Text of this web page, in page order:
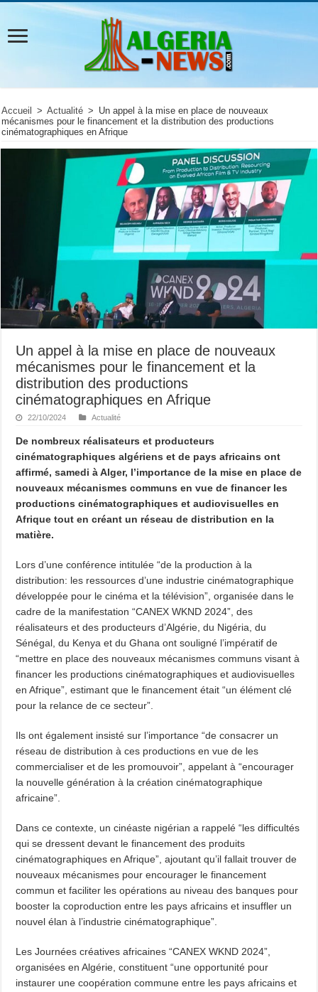
Accueil > Actualité > Un appel à la mise en place de nouveaux
mécanismes pour le financement et la distribution des productions
cinématographiques en Afrique
Un appel à la mise en place de nouveaux
mécanismes pour le financement et la
distribution des productions
cinématographiques en Afrique
22/10/2024 Actualité
De nombreux réalisateurs et producteurs
cinématographiques algériens et de pays africains ont
affirmé, samedi à Alger, l’importance de la mise en place de
nouveaux mécanismes communs en vue de financer les
productions cinématographiques et audiovisuelles en
Afrique tout en créant un réseau de distribution en la
matière.
Lors d’une conférence intitulée “de la production à la
distribution: les ressources d’une industrie cinématographique
développée pour le cinéma et la télévision”, organisée dans le
cadre de la manifestation “CANEX WKND 2024”, des
réalisateurs et des producteurs d’Algérie, du Nigéria, du
Sénégal, du Kenya et du Ghana ont souligné l’impératif de
“mettre en place des nouveaux mécanismes communs visant à
financer les productions cinématographiques et audiovisuelles
en Afrique”, estimant que le financement était “un élément clé
pour la relance de ce secteur”.
Ils ont également insisté sur l’importance “de consacrer un
réseau de distribution à ces productions en vue de les
commercialiser et de les promouvoir”, appelant à “encourager
la nouvelle génération à la création cinématographique
africaine”.
Dans ce contexte, un cinéaste nigérian a rappelé “les difficultés
qui se dressent devant le financement des produits
cinématographiques en Afrique”, ajoutant qu’il fallait trouver de
nouveaux mécanismes pour encourager le financement
commun et faciliter les opérations au niveau des banques pour
booster la coproduction entre les pays africains et insuffler un
nouvel élan à l’industrie cinématographique”.
Les Journées créatives africaines “CANEX WKND 2024”,
organisées en Algérie, constituent “une opportunité pour
instaurer une coopération commune entre les pays africains et